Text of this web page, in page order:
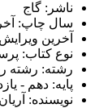
ناشر: گاج
سال چاپ:
آخرین
نوع کتاب:
رشته: رشته
پایه: دهم -
نویسنده: